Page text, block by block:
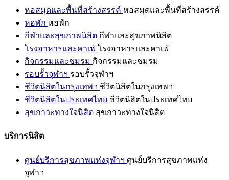
หอสมุดและพื้นที่สร้างสรรค์ หอสมุดและพื้นที่สร้างสรรค์
หอพัก หอพัก
กีฬาและสุขภาพนิสิต กีฬาและสุขภาพนิสิต
โรงอาหารและคาเฟ่ โรงอาหารและคาเฟ่
กิจกรรมและชมรม กิจกรรมและชมรม
รอบรั้วจุฬาฯ รอบรั้วจุฬาฯ
ชีวิตนิสิตในกรุงเทพฯ ชีวิตนิสิตในกรุงเทพฯ
ชีวิตนิสิตในประเทศไทย ชีวิตนิสิตในประเทศไทย
สุขภาวะทางใจนิสิต สุขภาวะทางใจนิสิต
บริการนิสิต
ศูนย์บริการสุขภาพแห่งจุฬาฯ ศูนย์บริการสุขภาพแห่ง
จุฬาฯ